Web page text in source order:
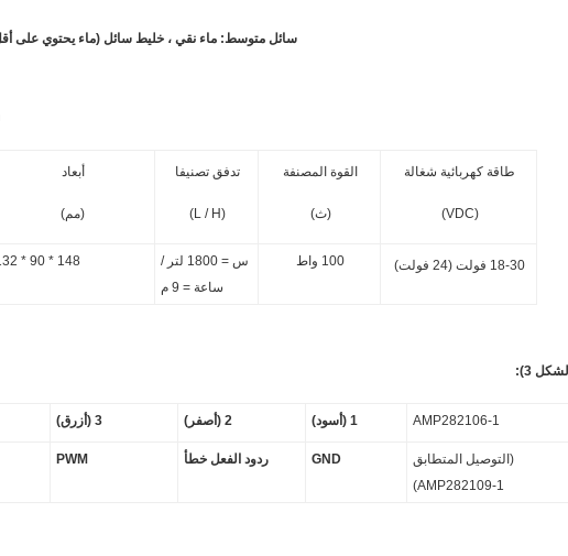
سائل متوسط: ماء نقي ، خليط سائل (ماء يحتوي على أقل من 60٪
طاقة كهربائية شغالة
(VDC)
القوة المصنفة
(ث)
تدفق تصنيفا
(L / H)
أبعاد
(مم)
18-30 فولت (24 فولت) 100 واط
س = 1800 لتر /
ساعة = 9 م
148 * 90 * 132
3):
AMP282106-1 1 (أسود) 2 (أصفر) 3 (أزرق)
(التوصيل المتطابق
AMP282109-1)
GND ردود الفعل خطأ PWM